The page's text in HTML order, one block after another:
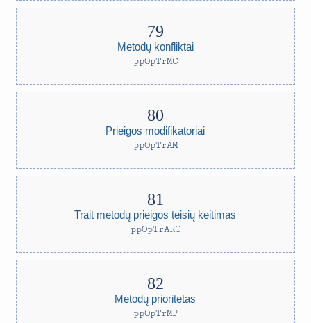
Metodų konfliktai
ppOpTrMC
Prieigos modifikatoriai
ppOpTrAM
Trait metodų prieigos teisių keitimas
ppOpTrARC
Metodų prioritetas
ppOpTrMP